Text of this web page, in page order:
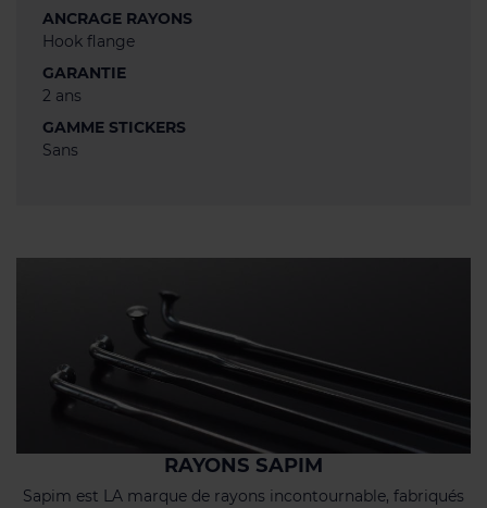
ANCRAGE RAYONS
Hook flange
GARANTIE
2 ans
GAMME STICKERS
Sans
RAYONS SAPIM
Sapim est LA marque de rayons incontournable, fabriqués